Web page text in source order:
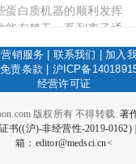
蛋白质机器的顺利发挥
能有赖于一系列离子通
的共同参与和协同完
。新型离子通道 TRiC
在钙离子释放过程中提供
顺利转运。中国科学院
传与发育生物学研究所
营销服务 联系我们 加入
免责条款 沪ICP备
经营许可证
版权所有 不得转载.著
书((沪)-非经营性-2019-0162)
箱：editor@medsci.cn<